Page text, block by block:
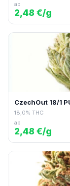
ab
2,48 €/g
CzechOut 18/1
18,0% THC
ab
2,48 €/g